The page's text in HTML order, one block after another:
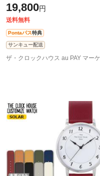
ラー 革ベルト ホワイト カレンダ
ー
19,800円
送料無料
Pontaパス特典
サンキュー配送